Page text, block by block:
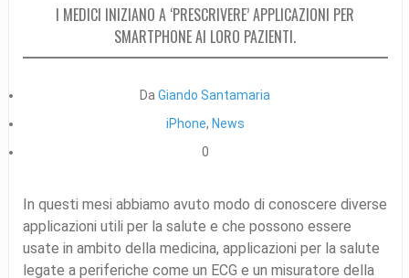
I MEDICI INIZIANO A ‘PRESCRIVERE’ APPLICAZIONI PER
SMARTPHONE AI LORO PAZIENTI.
DaGiando Santamaria
iPhone, News
0
In questi mesi abbiamo avuto modo di conoscere diverse
applicazioni utili per la salute e che possono essere
usate in ambito della medicina, applicazioni per la salute
legate a periferiche come un ECG e un misuratore della